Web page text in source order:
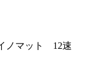
ノマット 12速